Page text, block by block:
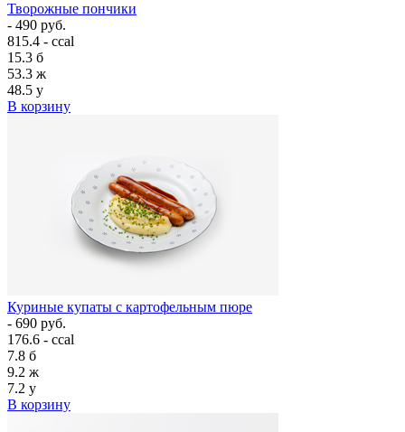
Творожные пончики
- 490 руб.
815.4 - ccal
15.3 б
53.3 ж
48.5 у
В корзину
Куриные купаты с картофельным пюре
- 690 руб.
176.6 - ccal
7.8 б
9.2 ж
7.2 у
В корзину